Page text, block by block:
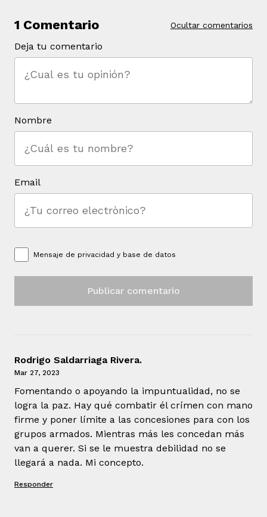
1 Comentario Ocultar comentarios
Deja tu comentario
Nombre
Email
Mensaje de privacidad y base de datos
Rodrigo Saldarriaga Rivera.
Mar 27, 2023
Fomentando o apoyando la impuntualidad, no se
logra la paz. Hay qué combatir él crímen con mano
firme y poner límite a las concesiones para con los
grupos armados. Mientras más les concedan más
van a querer. Si se le muestra debilidad no se
llegará a nada. Mi concepto.
Responder